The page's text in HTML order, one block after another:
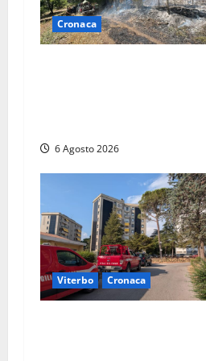
Cronaca
6 Agosto 2026
Viterbo Cronaca